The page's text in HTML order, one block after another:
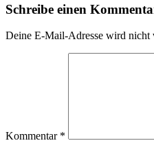
Schreibe einen
Deine E-Mail-Adresse wird nicht
Kommentar *